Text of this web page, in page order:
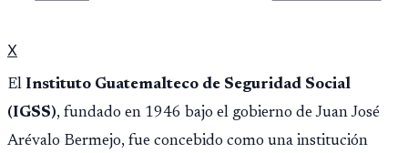
X
El Instituto Guatemalteco de Seguridad Social
(IGSS), fundado en 1946 bajo el gobierno de Juan José
Arévalo Bermejo, fue concebido como una institución